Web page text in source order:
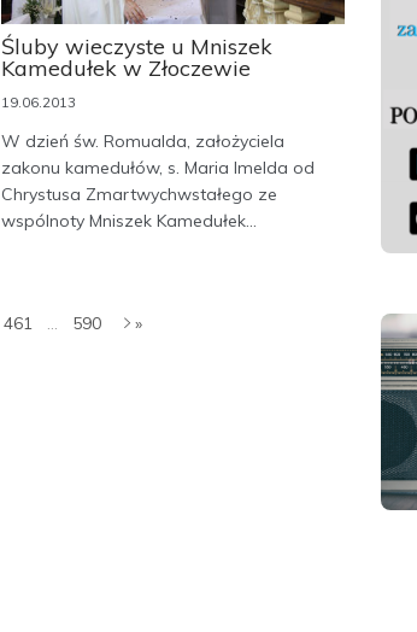
Śluby wieczyste u Mniszek
Kamedułek w Złoczewie
19.06.2013
W dzień św. Romualda, założyciela
zakonu kamedułów, s. Maria Imelda od
Chrystusa Zmartwychwstałego ze
wspólnoty Mniszek Kamedułek...
461 ... 590 »